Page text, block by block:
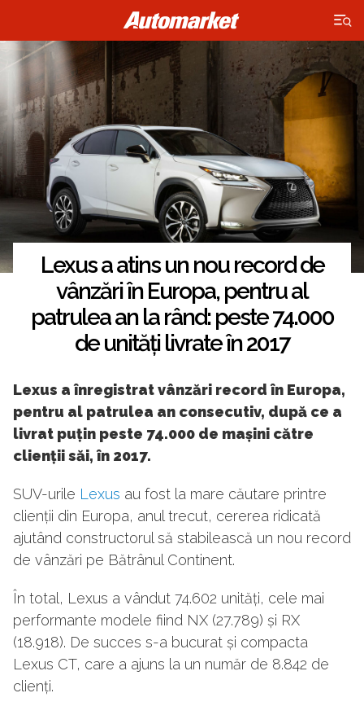
×
Lexus a atins un nou record de
vânzări în Europa, pentru al
patrulea an la rând: peste 74.000
de unități livrate în 2017
Lexus a înregistrat vânzări record în Europa,
pentru al patrulea an consecutiv, după ce a
livrat puțin peste 74.000 de mașini către
clienții săi, în 2017.
SUV-urile Lexus au fost la mare căutare printre
clienții din Europa, anul trecut, cererea ridicată
ajutând constructorul să stabilească un nou record
de vânzări pe Bătrânul Continent.
În total, Lexus a vândut 74.602 unități, cele mai
performante modele fiind NX (27.789) și RX
(18.918). De succes s-a bucurat și compacta
Lexus CT, care a ajuns la un număr de 8.842 de
clienți.